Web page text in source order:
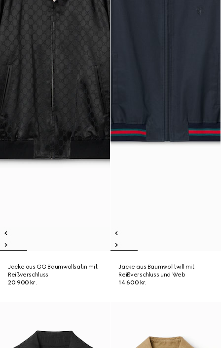
Jacke aus GG Baumwollsatin mit
Reißverschluss
20.900 kr.
Jacke aus Baumwolltwill mit
Reißverschluss und Web
14.600 kr.